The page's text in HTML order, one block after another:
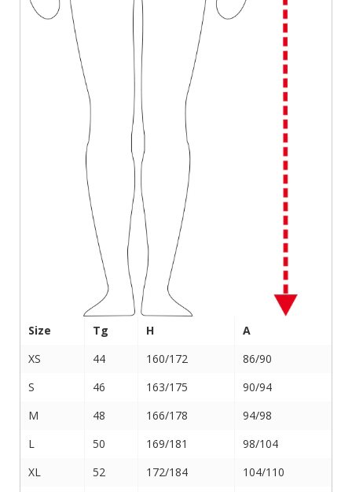
Size Tg H
A
XS
44 160/172
86/90
S
46 163/175
90/94
M
48 166/178
94/98
L
50 169/181
98/104
XL
52 172/184 104/110